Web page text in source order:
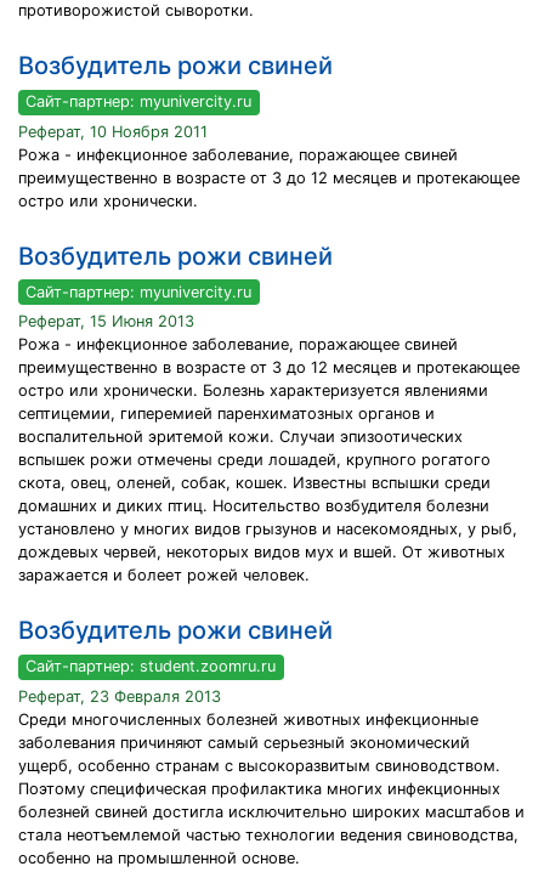
противорожистой сыворотки.
Возбудитель рожи свиней
Сайт-партнер: myunivercity.ru
Реферат, 10 Ноября 2011
Рожа - инфекционное заболевание, поражающее свиней
преимущественно в возрасте от 3 до 12 месяцев и протекающее
остро или хронически.
Возбудитель рожи свиней
Сайт-партнер: myunivercity.ru
Реферат, 15 Июня 2013
Рожа - инфекционное заболевание, поражающее свиней
преимущественно в возрасте от 3 до 12 месяцев и протекающее
остро или хронически. Болезнь характеризуется явлениями
септицемии, гиперемией паренхиматозных органов и
воспалительной эритемой кожи. Случаи эпизоотических
вспышек рожи отмечены среди лошадей, крупного рогатого
скота, овец, оленей, собак, кошек. Известны вспышки среди
домашних и диких птиц. Носительство возбудителя болезни
установлено у многих видов грызунов и насекомоядных, у рыб,
дождевых червей, некоторых видов мух и вшей. От животных
заражается и болеет рожей человек.
Возбудитель рожи свиней
Сайт-партнер: student.zoomru.ru
Реферат, 23 Февраля 2013
Среди многочисленных болезней животных инфекционные
заболевания причиняют самый серьезный экономический
ущерб, особенно странам с высокоразвитым свиноводством.
Поэтому специфическая профилактика многих инфекционных
болезней свиней достигла исключительно широких масштабов и
стала неотъемлемой частью технологии ведения свиноводства,
особенно на промышленной основе.